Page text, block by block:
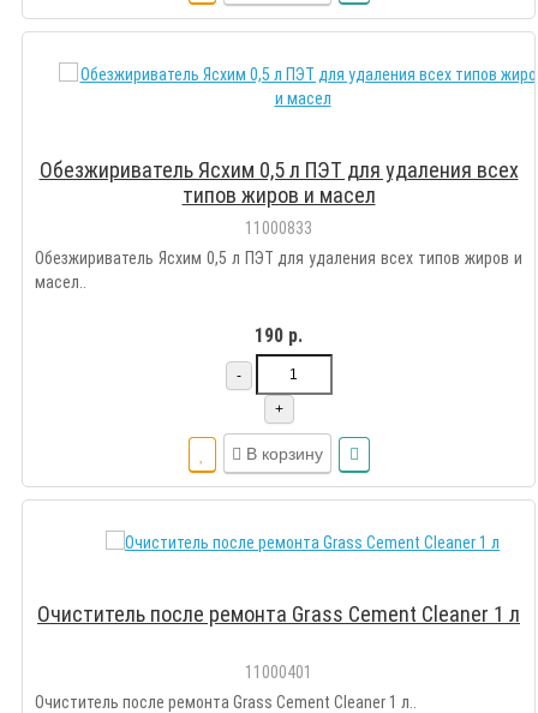
Обезжириватель Ясхим 0,5 л ПЭТ для удаления всех
типов жиров и масел
11000833
Обезжириватель Ясхим 0,5 л ПЭТ для удаления всех типов жиров и
масел..
190 р.
-
+
В корзину
Очиститель после ремонта Grass Cement Cleaner 1 л
11000401
Очиститель после ремонта Grass Cement Cleaner 1 л..